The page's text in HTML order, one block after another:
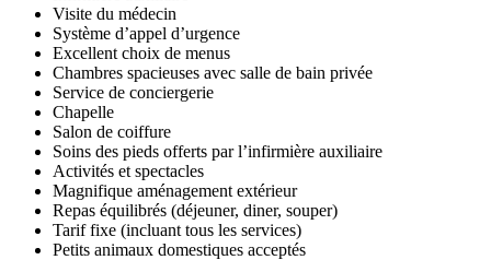
Visite du médecin
Système d’appel d’urgence
Excellent choix de menus
Chambres spacieuses avec salle de bain privée
Service de conciergerie
Chapelle
Salon de coiffure
Soins des pieds offerts par l’infirmière auxiliaire
Activités et spectacles
Magnifique aménagement extérieur
Repas équilibrés (déjeuner, diner, souper)
Tarif fixe (incluant tous les services)
Petits animaux domestiques acceptés